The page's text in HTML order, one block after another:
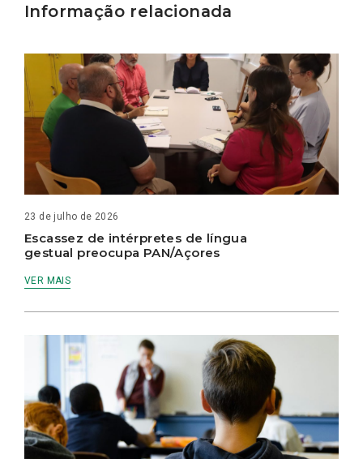
Informação relacionada
23 de julho de 2026
Escassez de intérpretes de língua
gestual preocupa PAN/Açores
VER MAIS